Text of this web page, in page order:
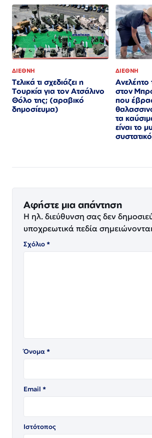
ΔΙΕΘΝΗ
Τελικά τι σχεδιάζει η
Τουρκία για τον Ατσάλινο
Θόλο της; (αραβικό
δημοσίευμα)
ΔΙΕΘΝΗ
Ανελέητο
στον
που
τα
είναι το
Αφήστε μια απάντηση
Η ηλ. διεύθυνση σας δεν
υποχρεωτικά πεδία
Σχόλιο*
Όνομα*
Email *
Ιστότοπος